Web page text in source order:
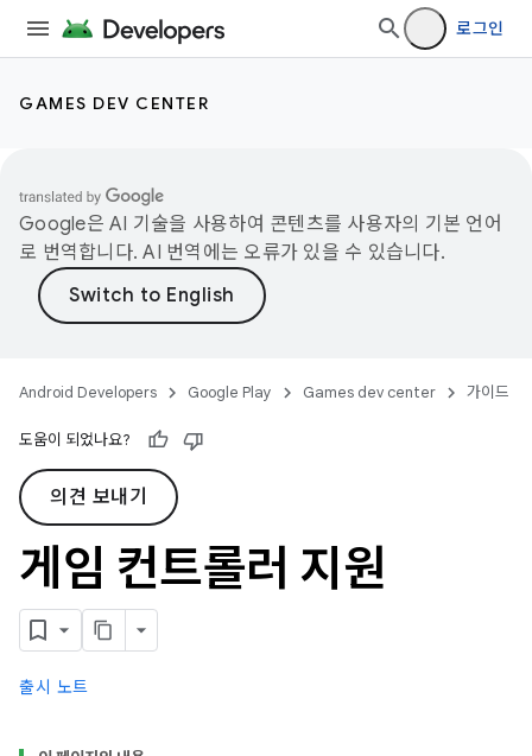
로그인
GAMES DEV CENTER
Google은 AI 기술을 사용하여 콘텐츠를 사용자의 기본 언어
로 번역합니다. AI 번역에는 오류가 있을 수 있습니다.
Android Developers Google Play Games dev center 가이드
도움이 되었나요?
의견 보내기
게임 컨트롤러 지원
출시 노트